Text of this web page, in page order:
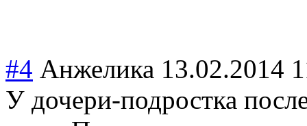
#4 Анжелика 13.02.2014
У дочери-подростка